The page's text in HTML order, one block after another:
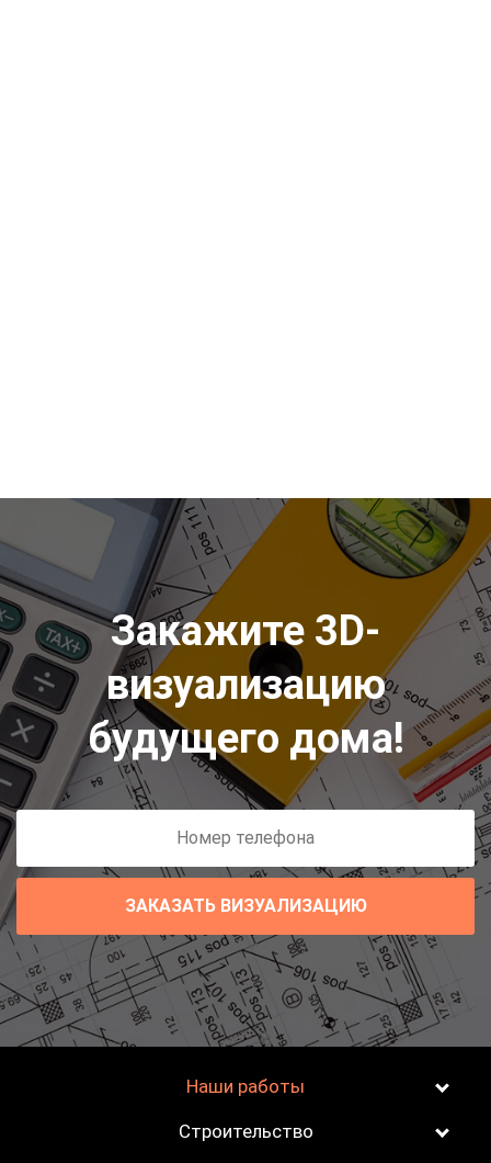
Закажите 3D-
визуализацию
будущего дома!
ЗАКАЗАТЬ ВИЗУАЛИЗАЦИЮ
Наши работы
Строительство